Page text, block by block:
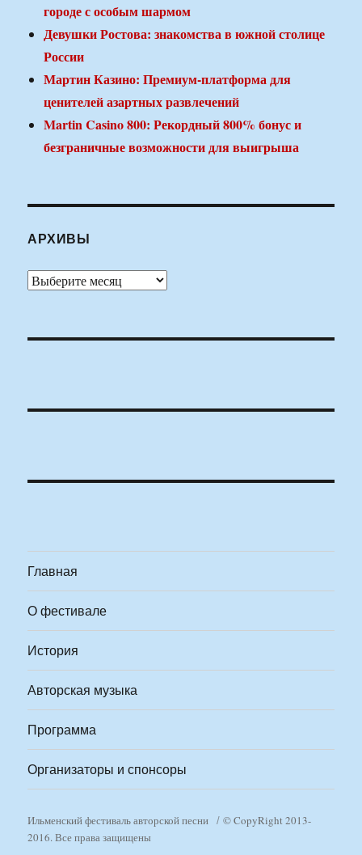
городе с особым шармом
Девушки Ростова: знакомства в южной столице
России
Мартин Казино: Премиум-платформа для
ценителей азартных развлечений
Martin Casino 800: Рекордный 800% бонус и
безграничные возможности для выигрыша
АРХИВЫ
Архивы
Главная
О фестивале
История
Авторская музыка
Программа
Организаторы и спонсоры
Ильменский фестиваль авторской песни
© CopyRight 2013-
2016. Все права защищены